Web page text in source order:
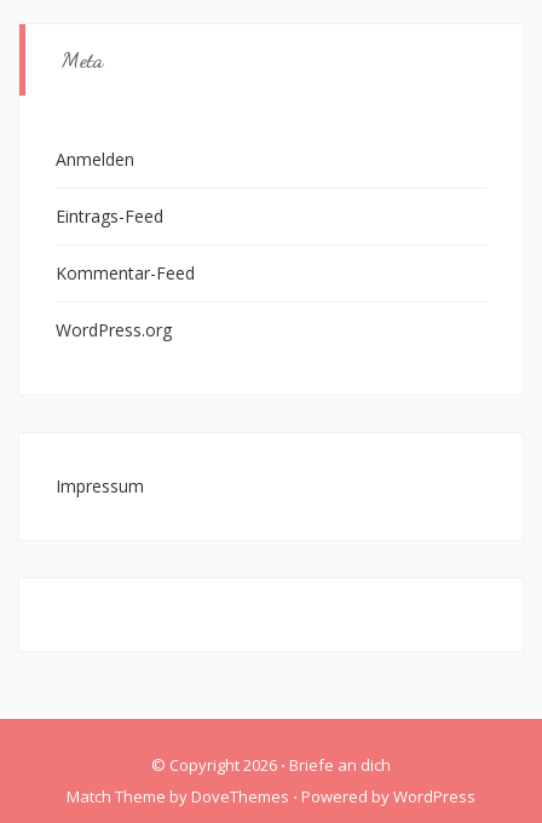
Meta
Anmelden
Eintrags-Feed
Kommentar-Feed
WordPress.org
Impressum
© Copyright 2026 ⋅ Briefe an dich
Match Theme by DoveThemes ⋅ Powered byWordPress